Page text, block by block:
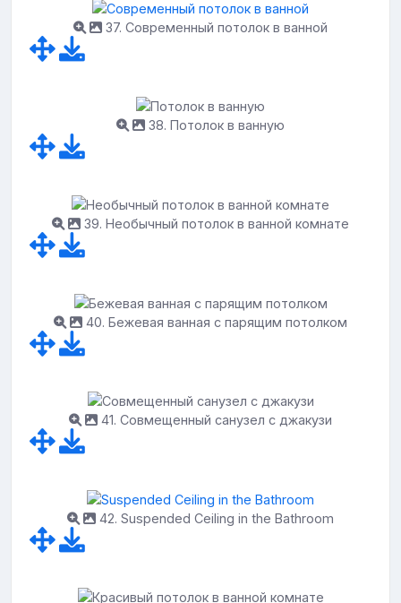
37. Современный потолок в ванной
38. Потолок в ванную
39. Необычный потолок в ванной комнате
40. Бежевая ванная с парящим потолком
41. Совмещенный санузел с джакузи
42. Suspended Ceiling in the Bathroom